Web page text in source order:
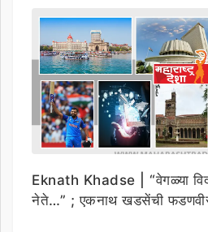
Eknath Khadse | “वेगळ्या
नेते…” ; एकनाथ खडसेंची